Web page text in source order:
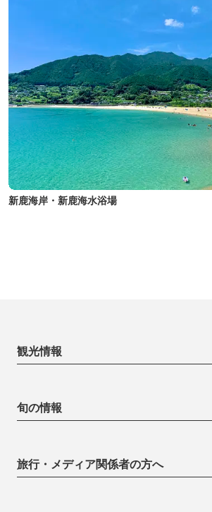
新鹿海岸・新鹿海水浴場
観光情報
旬の情報
旅行・メディア関係者の方へ